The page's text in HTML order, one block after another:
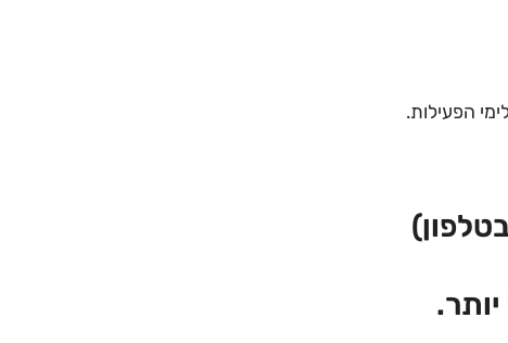
הפעילות.